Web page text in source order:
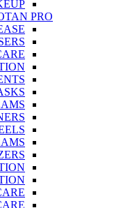
PRO